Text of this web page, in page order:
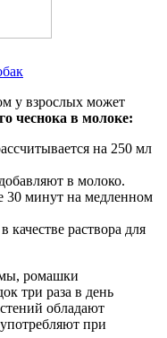
у взрослых может
чеснока в молоке:
на 250 мл
в молоко.
30 минут на медленном
раствора для
ромашки
три раза в день
обладают
при